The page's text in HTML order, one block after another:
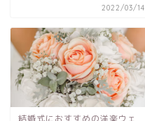
2022/03/14